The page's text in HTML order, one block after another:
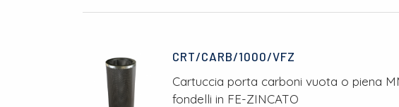
CRT/CARB/1000/VFZ
Cartuccia porta carboni vuota o piena
fondelli in FE-ZINCATO